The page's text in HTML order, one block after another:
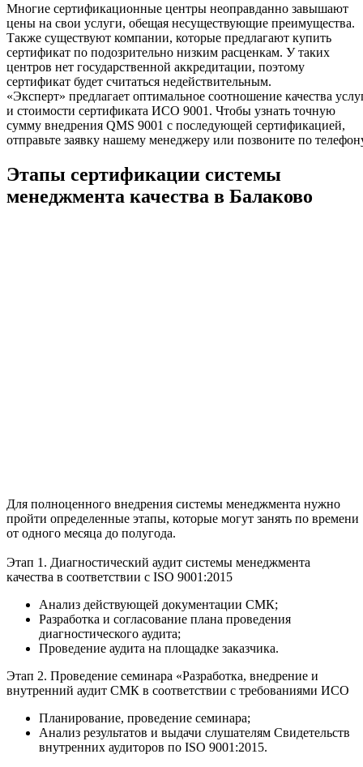
Многие сертификационные центры неоправданно завышают
цены на свои услуги, обещая несуществующие преимущества.
Также существуют компании, которые предлагают купить
сертификат по подозрительно низким расценкам. У таких
центров нет государственной аккредитации, поэтому
сертификат будет считаться недействительным.
«Эксперт» предлагает оптимальное соотношение качества
и стоимости сертификата ИСО 9001. Чтобы узнать точную
сумму внедрения QMS 9001 с последующей сертификацией,
отправьте заявку нашему менеджеру или позвоните по
Этапы сертификации системы
менеджмента качества в Балаково
Для полноценного внедрения системы менеджмента нужно
пройти определенные этапы, которые могут занять по времени
от одного месяца до полугода.
Этап 1. Диагностический аудит системы менеджмента
качества в соответствии с ISO 9001:2015
Анализ действующей документации СМК;
Разработка и согласование плана проведения
диагностического аудита;
Проведение аудита на площадке заказчика.
Этап 2. Проведение семинара «Разработка, внедрение и
внутренний аудит СМК в соответствии с требованиями ИСО
Планирование, проведение семинара;
Анализ результатов и выдачи слушателям Свидетельств
внутренних аудиторов по ISO 9001:2015.